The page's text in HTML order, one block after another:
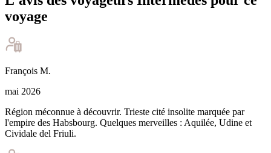
voyage
François M.
mai 2026
Région méconnue à découvrir. Trieste cité insolite marquée par
l'empire des Habsbourg. Quelques merveilles : Aquilée, Udine et
Cividale del Friuli.